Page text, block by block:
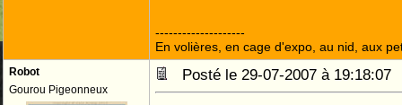
--------------------
En volières, en cage d'expo, au nid, aux
Robot
Gourou Pigeonneux
Posté le 29-07-2007 à